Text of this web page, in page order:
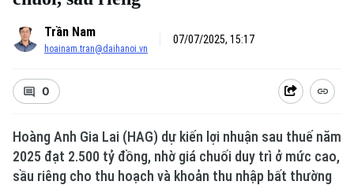
Trần Nam
hoainam.tran@daihanoi.vn
07/07/2025, 15:17
0
Hoàng Anh Gia Lai (HAG) dự kiến lợi nhuận sau thuế năm
2025 đạt 2.500 tỷ đồng, nhờ giá chuối duy trì ở mức cao,
sầu riêng cho thu hoạch và khoản thu nhập bất thường